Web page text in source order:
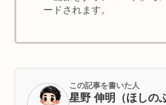
ードされます。
この記事を書いた人
星野 伸明（ほしの